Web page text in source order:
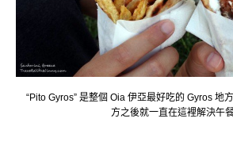
“Pito Gyros” 是整個 Oia 伊亞最好吃的 Gyros 地
方之後就一直在這裡解決午